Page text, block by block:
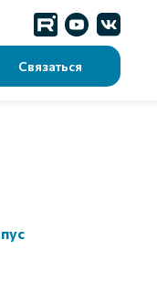
Связаться